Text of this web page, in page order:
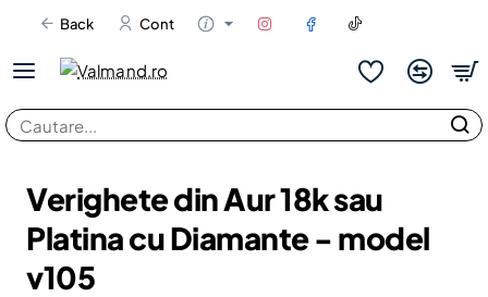
Back Cont
Cautare...
Verighete din Aur 18k sau
Platina cu Diamante - model
v105